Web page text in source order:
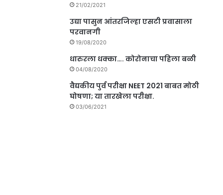
21/02/2021
उद्या पासुन आंतरजिल्हा एसटी प्रवासाला
परवानगी
19/08/2020
धारुरला धक्का…. कोरोनाचा पहिला बळी
04/08/2020
वैद्यकीय पुर्व परीक्षा NEET 2021 बाबत मोठी
घोषणा; या तारखेला परीक्षा.
03/06/2021